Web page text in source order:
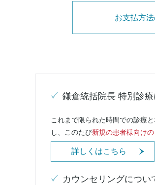
お支払方
鎌倉統括院長 特別診
これまで限られた時間での診療
し、このたび新規の患者様向け
詳しくはこちら
カウンセリングについ